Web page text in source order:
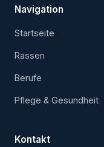
Navigation
Startseite
Rassen
Berufe
Pflege & Gesundheit
Kontakt